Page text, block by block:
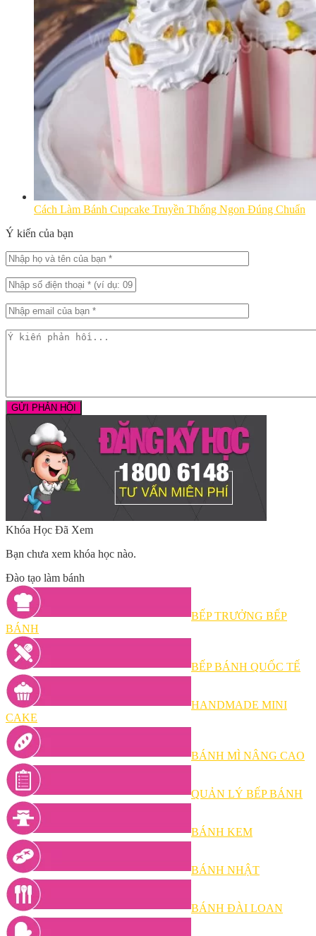
Cách Làm Bánh Cupcake Truyền Thống Ngon Đúng Chuẩn
Ý kiến của bạn
Khóa Học Đã Xem
Bạn chưa xem khóa học nào.
Đào tạo làm bánh
BẾP TRƯỞNG BẾP
BÁNH
BẾP BÁNH QUỐC TẾ
HANDMADE MINI
CAKE
BÁNH MÌ NÂNG CAO
QUẢN LÝ BẾP BÁNH
BÁNH KEM
BÁNH NHẬT
BÁNH ĐÀI LOAN